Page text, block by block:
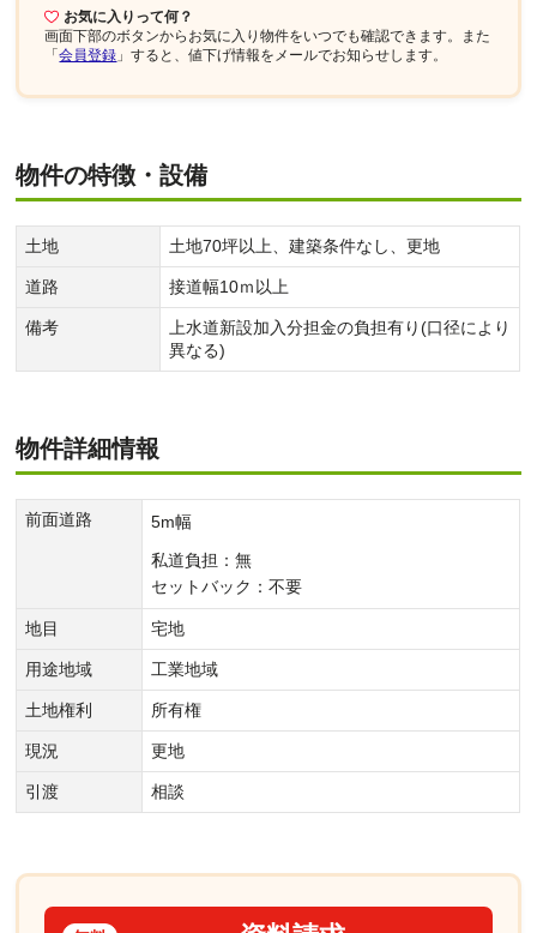
お気に入りって何？
画面下部のボタンからお気に入り物件をいつでも確認できます。また
「会員登録 」すると、値下げ情報をメールでお知らせします。
物件の特徴・設備
土地 土地70坪以上、建築条件なし、更地
道路 接道幅10ｍ以上
備考
上水道新設加入分担金の負担有り(口径により
異なる)
物件詳細情報
前面道路
5m幅
私道負担：無
セットバック：不要
地目 宅地
用途地域 工業地域
土地権利 所有権
現況 更地
引渡 相談